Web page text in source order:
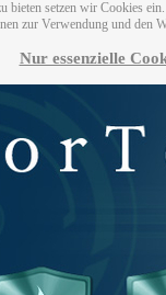
bieten setzen wir Cookies
zur Verwendung und den
Nur essenzielle